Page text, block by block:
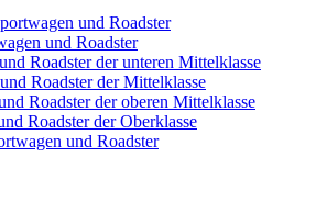
und Roadster
und Roadster
Roadster der unteren Mittelklasse
Roadster der Mittelklasse
Roadster der oberen Mittelklasse
Roadster der Oberklasse
und Roadster